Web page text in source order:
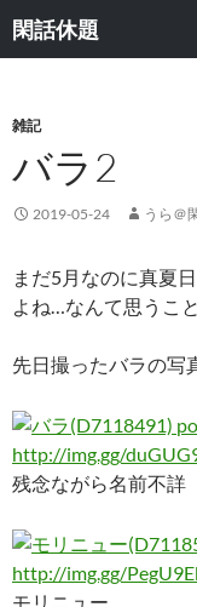
閑話休題
索
ン
へ
キ
プ
雑記
バラ2
2019-05-24 うら＠
まだ5月なのに真夏
よね…なんて思うこと
先日撮ったバラの写
http://img.gg/
残念ながら名前不詳
http://img.gg/
モリニュー